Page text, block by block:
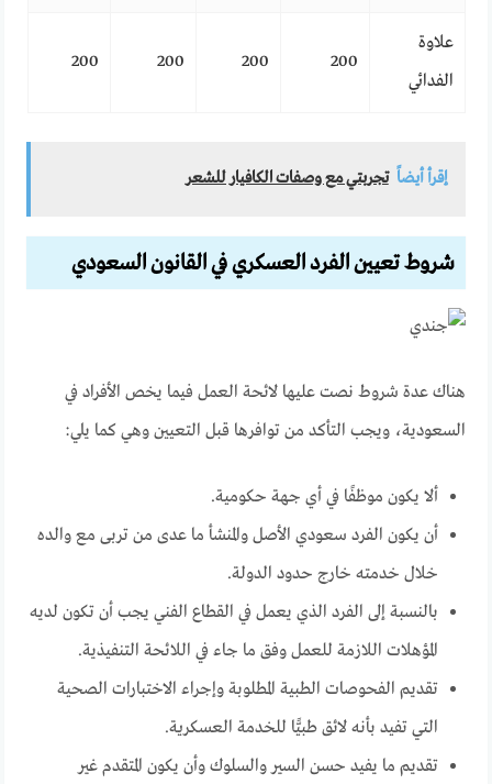
علاوة
الفدائي
200
200
200
200
إقرأ أيضاً تجربتي مع وصفات الكافيار للشعر
شروط تعيين الفرد العسكري في القانون السعودي
هناك عدة شروط نصت عليها لائحة العمل فيما يخص الأفراد في
السعودية، ويجب التأكد من توافرها قبل التعيين وهي كما يلي:
ألا يكون موظفًا في أي جهة حكومية.
أن يكون الفرد سعودي الأصل والمنشأ ما عدى من تربى مع والده
خلال خدمته خارج حدود الدولة.
بالنسبة إلى الفرد الذي يعمل في القطاع الفني يجب أن تكون لديه
المؤهلات اللازمة للعمل وفق ما جاء في اللائحة التنفيذية.
تقديم الفحوصات الطبية المطلوبة وإجراء الاختبارات الصحية
التي تفيد بأنه لائق طبيًّا للخدمة العسكرية.
تقديم ما يفيد حسن السير والسلوك وأن يكون المتقدم غير